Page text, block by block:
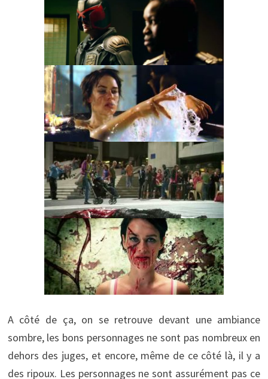
A côté de ça, on se retrouve devant une ambiance
sombre, les bons personnages ne sont pas nombreux en
dehors des juges, et encore, même de ce côté là, il y a
des ripoux. Les personnages ne sont assurément pas ce